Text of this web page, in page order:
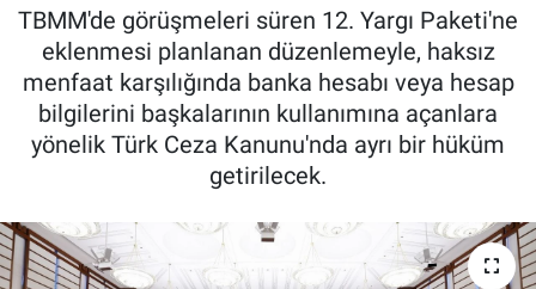
TBMM'de görüşmeleri süren 12. Yargı Paketi'ne
eklenmesi planlanan düzenlemeyle, haksız
menfaat karşılığında banka hesabı veya hesap
bilgilerini başkalarının kullanımına açanlara
yönelik Türk Ceza Kanunu'nda ayrı bir hüküm
getirilecek.